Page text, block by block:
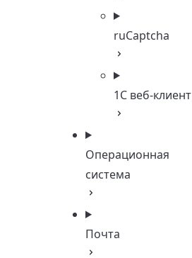
ruCaptcha
1C веб-клиент
Операционная
система
Почта